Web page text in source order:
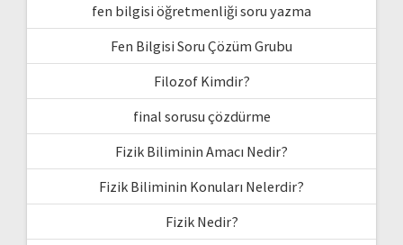
fen bilgisi öğretmenliği soru yazma
Fen Bilgisi Soru Çözüm Grubu
Filozof Kimdir?
final sorusu çözdürme
Fizik Biliminin Amacı Nedir?
Fizik Biliminin Konuları Nelerdir?
Fizik Nedir?